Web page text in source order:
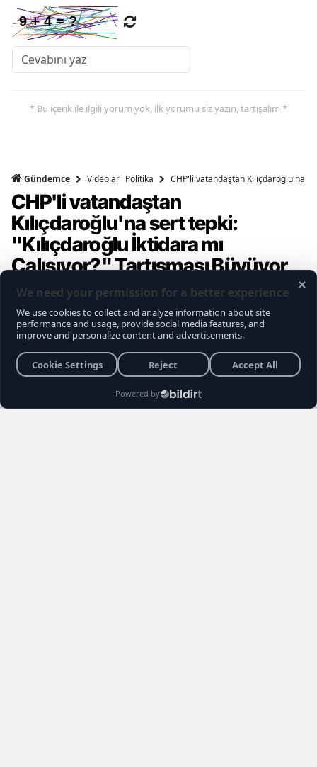
* Bu içerik ile ilgili yorum yok, ilk yorumu siz yazın, tartışalım *
Gündemce Videolar Politika CHP'li vatandaştan Kılıçdaroğlu'na
CHP'li vatandaştan
Kılıçdaroğlu'na sert tepki:
"Kılıçdaroğlu İktidara mı
Çalışıyor?" Tartışması Büyüyor
Gündemce YouTube kanalının gerçekleştirdiği
son sokak röportajı, muhalefet seçmeninin
içindeki büyük kırılmayı ve Kemal
Kılıçdaroğlu'na yönelik biriken tepkileri bir kez
daha gözler önüne serdi. Vatandaşların
Kılıçdaroğlu'nun siyaset sahnesindeki rolü,